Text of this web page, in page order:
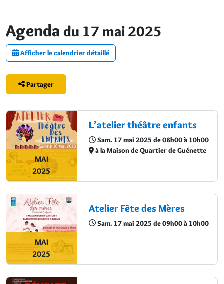
Agenda du 17 mai 2025
Afficher le calendrier détaillé
Partager
MAI
2025
L’atelier théâtre enfants
Sam. 17 mai 2025 de 08h00 à 10h00
à la Maison de Quartier de Guénette
MAI
2025
Atelier Fête des Mères
Sam. 17 mai 2025 de 09h00 à 10h00